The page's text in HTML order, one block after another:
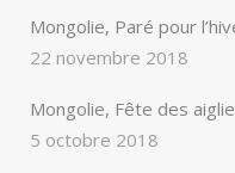
Mongolie, Paré pour
22 novembre 2018
Mongolie, Fête des
5 octobre 2018